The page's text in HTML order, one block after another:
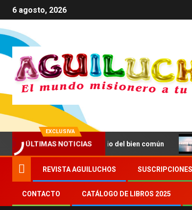
6 agosto, 2026
EXCLUSIVA
ÚLTIMAS NOTICIAS
al servicio del bien común Se
REVISTA AGUILUCHOS SUSCRIPCIONES
CONTACTO CATÁLOGO DE LIBROS 2025